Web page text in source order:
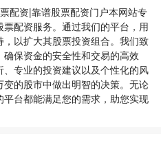
配资|靠谱股票配资门户本网站专
配资服务。通过我们的平台，用
以扩大其股票投资组合。我们致
保资金的安全性和交易的高效
专业的投资建议以及个性化的风
的股市中做出明智的决策。无论
台都能满足您的需求，助您实现